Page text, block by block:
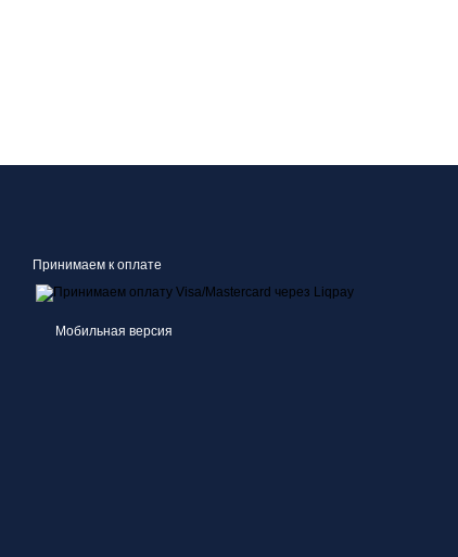
Принимаем к оплате
Мобильная версия